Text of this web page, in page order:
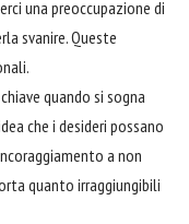
una preoccupazione di
svanire. Queste
quando si sogna
che i desideri possano
a non
quanto irraggiungibili